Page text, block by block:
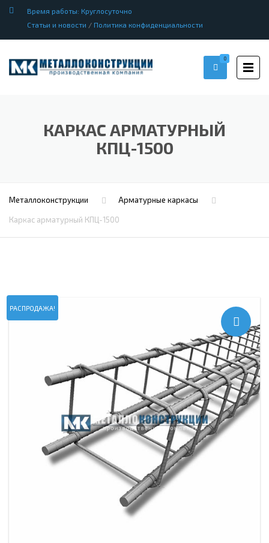
Время работы: Круглосуточно
Статьи и новости / Политика конфиденциальности
0
КАРКАС АРМАТУРНЫЙ
КПЦ-1500
Металлоконструкции Арматурные каркасы
Каркас арматурный КПЦ-1500
РАСПРОДАЖА!